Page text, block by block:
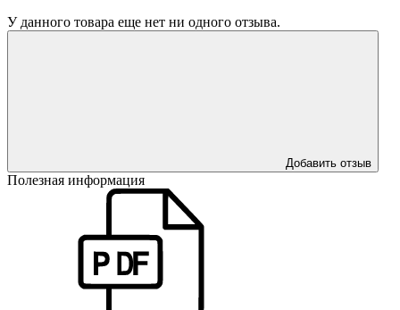
У данного товара еще нет ни одного отзыва.
Добавить отзыв
Полезная информация